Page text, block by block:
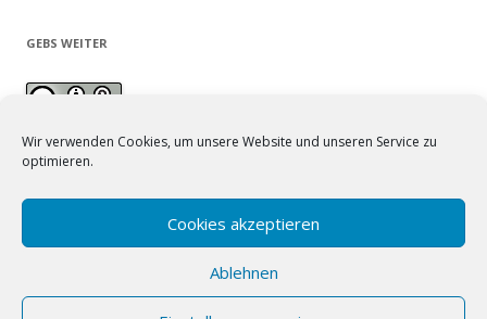
Wir verwenden Cookies, um unsere Website und unseren Service zu
optimieren.
Cookies akzeptieren
Ablehnen
GEBS WEITER
Unsere Texte sind lizenziert unter einer
. Bilder siehe Quellenangabe.